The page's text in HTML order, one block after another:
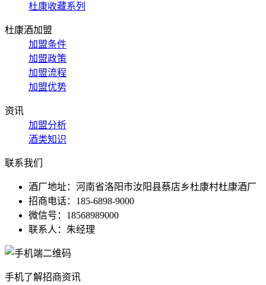
杜康收藏系列
杜康酒加盟
加盟条件
加盟政策
加盟流程
加盟优势
资讯
加盟分析
酒类知识
联系我们
酒厂地址：河南省洛阳市汝阳县蔡店乡杜康村杜康酒厂
招商电话：185-6898-9000
微信号：18568989000
联系人：朱经理
手机了解招商资讯